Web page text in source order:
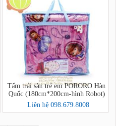
Tấm trải sàn trẻ em PORORO Hàn
Quốc (180cm*200cm-hình Robot)
Liên hệ 098.679.8008